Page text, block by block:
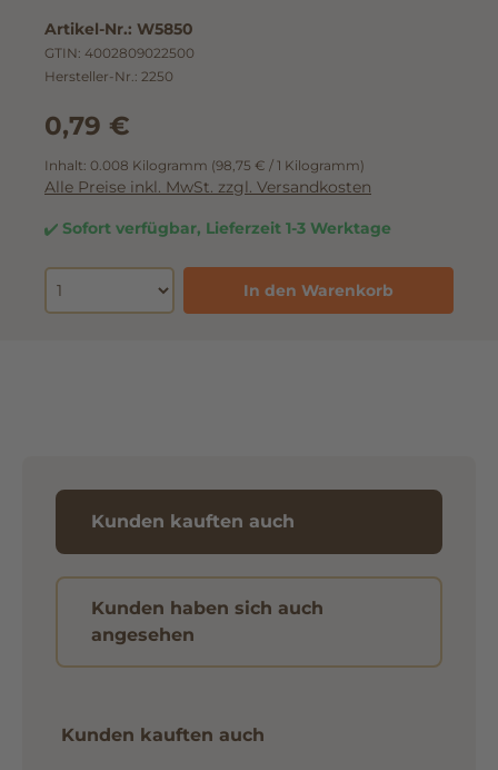
Artikel-Nr.: W5850
GTIN: 4002809022500
Hersteller-Nr.: 2250
0,79 €
Inhalt: 0.008 Kilogramm (98,75 € / 1 Kilogramm)
Alle Preise inkl. MwSt. zzgl. Versandkosten
Sofort verfügbar, Lieferzeit 1-3 Werktage
In den Warenkorb
Kunden kauften auch
Kunden haben sich auch
angesehen
Kunden kauften auch